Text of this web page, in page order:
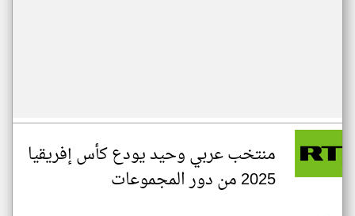
منتخب عربي وحيد يودع كأس إفريقيا
2025 من دور المجموعات